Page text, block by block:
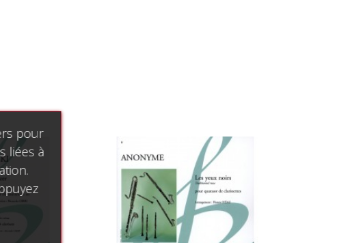
pour
liées à